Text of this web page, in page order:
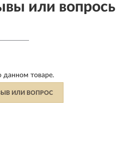
или
данном товаре.
ИЛИ ВОПРОС